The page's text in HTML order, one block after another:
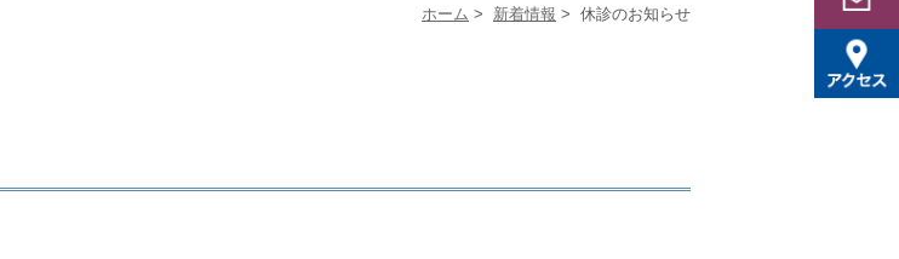
ホーム > 新着情報 > 休診のお知らせ